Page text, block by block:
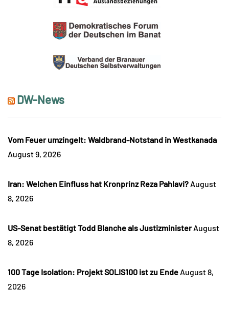
DW-News
Vom Feuer umzingelt: Waldbrand-Notstand in Westkanada
August 9, 2026
Iran: Welchen Einfluss hat Kronprinz Reza Pahlavi? August
8, 2026
US-Senat bestätigt Todd Blanche als Justizminister August
8, 2026
100 Tage Isolation: Projekt SOLIS100 ist zu Ende August 8,
2026